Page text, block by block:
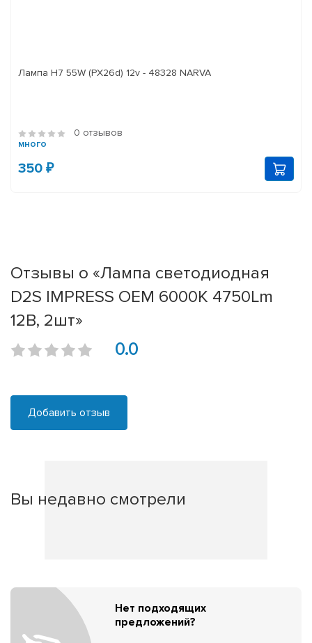
Лампа H7 55W (PX26d) 12v - 48328 NARVA
0 отзывов
много
350 ₽
Отзывы о «Лампа светодиодная
D2S IMPRESS OEM 6000K 4750Lm
12В, 2шт»
0.0
Добавить отзыв
Вы недавно смотрели
Нет подходящих
предложений?